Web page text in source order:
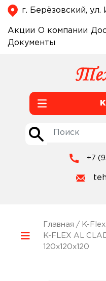
г. Берёзовский, ул.
Акции О компании
Документы
+7
Главная / K-Flex
K-FLEX AL
120x120x120